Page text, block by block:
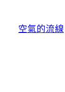
空氣的流線